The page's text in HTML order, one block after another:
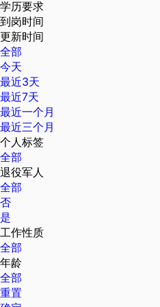
学历要求
到岗时间
更新时间
全部
今天
最近3天
最近7天
最近一个月
最近三个月
个人标签
全部
退役军人
全部
否
是
工作性质
全部
年龄
全部
重置